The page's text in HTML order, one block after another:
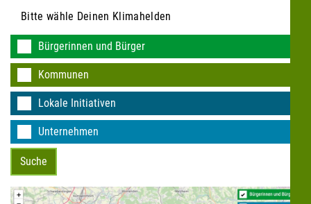
Bitte wähle Deinen Klimahelden
Bürgerinnen und Bürger
Kommunen
Lokale Initiativen
Unternehmen
KEINE DATEN VORHANDEN